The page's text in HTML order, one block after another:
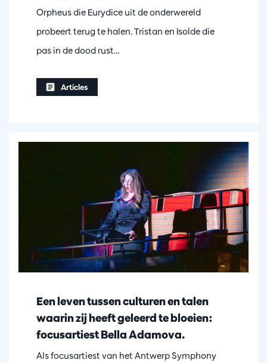
Orpheus die Eurydice uit de onderwereld
probeert terug te halen. Tristan en Isolde die
pas in de dood rust…
Articles
Een leven tussen culturen en talen
waarin zij heeft geleerd te bloeien:
focusartiest Bella Adamova.
Als focusartiest van het Antwerp Symphony